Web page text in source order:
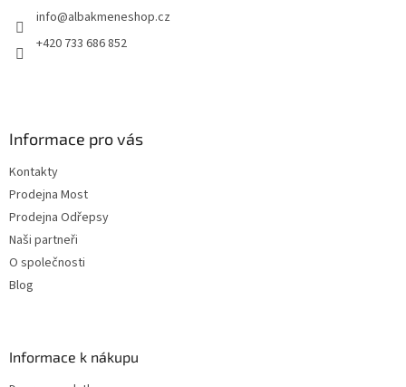
info@albakmeneshop.cz
+420 733 686 852
Informace pro vás
Kontakty
Prodejna Most
Prodejna Odřepsy
Naši partneři
O společnosti
Blog
Informace k nákupu